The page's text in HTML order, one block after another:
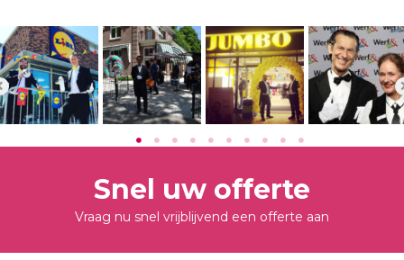
Snel uw offerte
Vraag nu snel vrijblijvend een offerte aan